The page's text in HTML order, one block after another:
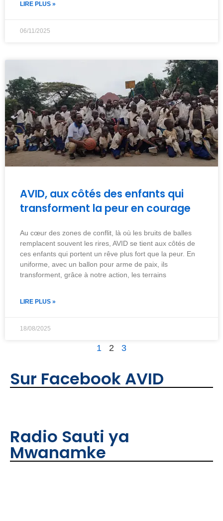
LIRE PLUS »
06/11/2025
AVID, aux côtés des enfants qui
transforment la peur en courage
Au cœur des zones de conflit, là où les bruits de balles
remplacent souvent les rires, AVID se tient aux côtés de
ces enfants qui portent un rêve plus fort que la peur. En
uniforme, avec un ballon pour arme de paix, ils
transforment, grâce à notre action, les terrains
LIRE PLUS »
18/08/2025
1 2 3
Sur Facebook AVID
Radio Sauti ya
Mwanamke